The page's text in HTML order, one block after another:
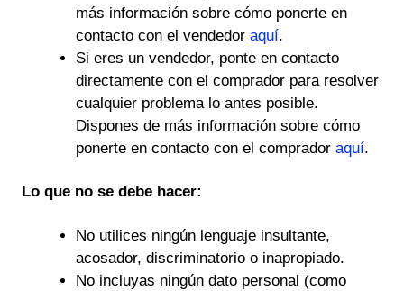
más información sobre cómo ponerte en
contacto con el vendedor aquí.
Si eres un vendedor, ponte en contacto
directamente con el comprador para resolver
cualquier problema lo antes posible.
Dispones de más información sobre cómo
ponerte en contacto con el comprador aquí.
Lo que no se debe hacer:
No utilices ningún lenguaje insultante,
acosador, discriminatorio o inapropiado.
No incluyas ningún dato personal (como